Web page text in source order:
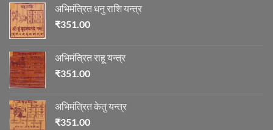
अभिमंत्रित धनु राशि यन्त्र
₹351.00
अभिमंत्रित राहू यन्त्र
₹351.00
अभिमंत्रित केतु यन्त्र
₹351.00